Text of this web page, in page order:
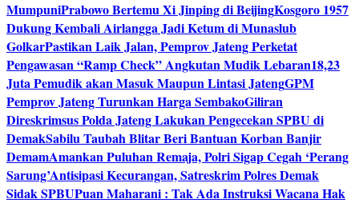
MumpuniPrabowo Bertemu Xi Jinping di BeijingKosgoro 1957
Dukung Kembali Airlangga Jadi Ketum di Munaslub
GolkarPastikan Laik Jalan, Pemprov Jateng Perketat
Pengawasan “Ramp Check” Angkutan Mudik Lebaran18,23
Juta Pemudik akan Masuk Maupun Lintasi JatengGPM
Pemprov Jateng Turunkan Harga SembakoGiliran
Direskrimsus Polda Jateng Lakukan Pengecekan SPBU di
DemakSabilu Taubah Blitar Beri Bantuan Korban Banjir
DemamAmankan Puluhan Remaja, Polri Sigap Cegah ‘Perang
Sarung’Antisipasi Kecurangan, Satreskrim Polres Demak
Sidak SPBUPuan Maharani : Tak Ada Instruksi Wacana Hak